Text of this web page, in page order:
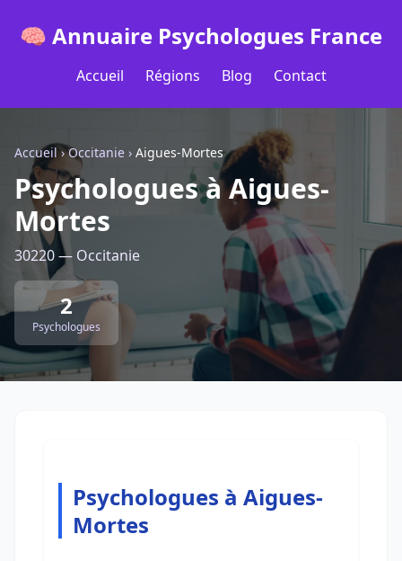
🧠 Annuaire Psychologues France
Accueil Régions Blog Contact
Accueil ›Occitanie › Aigues-Mortes
Psychologues à Aigues-
Mortes
30220 — Occitanie
2
Psychologues
Psychologues à Aigues-
Mortes